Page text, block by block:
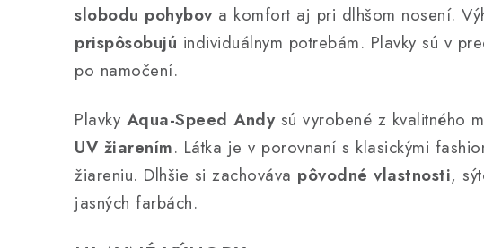
slobodu pohybov a komfort aj pri dlhšom nosení.
prispôsobujú individuálnym potrebám. Plavky sú v
po namočení.
Plavky Aqua-Speed Andysú vyrobené z kvalitného
UV žiarením. Látka je v porovnaní s klasickými
žiareniu. Dlhšie si zachováva pôvodné vlastnosti,
jasných farbách.